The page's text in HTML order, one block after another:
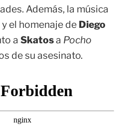
Además, la música
y el homenaje de Diego
a Skatosa Pocho
de su asesinato.